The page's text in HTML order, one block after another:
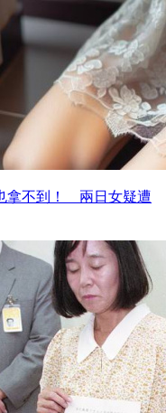
拿不到！ 兩日女疑遭